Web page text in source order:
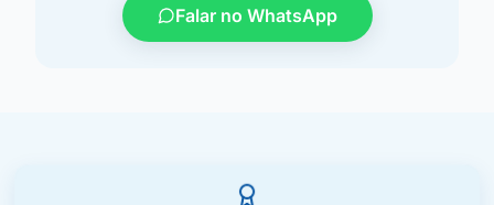
Falar no WhatsApp